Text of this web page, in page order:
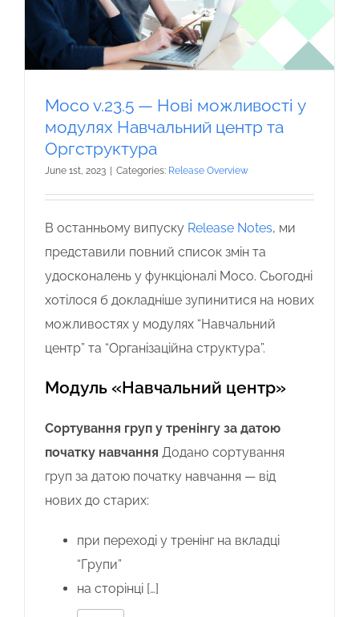
Moco v.23.5 — Нові можливості у
модулях Навчальний центр та
Оргструктура
June 1st, 2023 | Categories: Release Overview
В останньому випуску Release Notes, ми
представили повний список змін та
удосконалень у функціоналі Moco. Сьогодні
хотілося б докладніше зупинитися на нових
можливостях у модулях “Навчальний
центр” та “Організаційна структура”.
Модуль «Навчальний центр»
Сортування груп у тренінгу за датою
початку навчання Додано сортування
груп за датою початку навчання — від
нових до старих:
при переході у тренінг на вкладці
“Групи”
на сторінці […]